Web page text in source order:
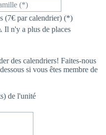
(7€ par calendrier) (*)
Il n'y a plus de places
des calendriers! Faites-nous
si vous êtes membre de
de l'unité